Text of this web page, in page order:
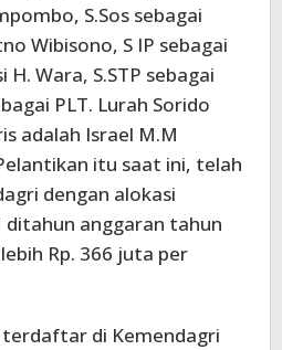
S.Sos sebagai
Wibisono, S IP sebagai
Wara, S.STP sebagai
PLT. Lurah Sorido
adalah Israel M.M
itu saat ini, telah
dengan alokasi
ditahun anggaran tahun
Rp. 366 juta per
terdaftar di Kemendagri